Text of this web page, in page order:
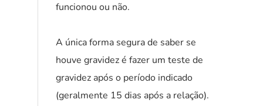
funcionou ou não.
A única forma segura de saber se
houve gravidez é fazer um teste de
gravidez após o período indicado
(geralmente 15 dias após a relação).